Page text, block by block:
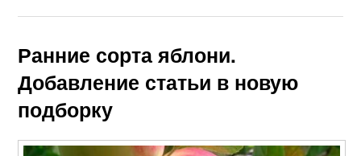
Ранние сорта яблони.
Добавление статьи в новую
подборку